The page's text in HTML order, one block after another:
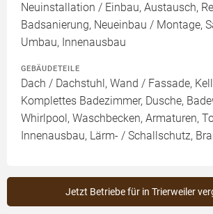
Neuinstallation / Einbau, Austausch,
Badsanierung, Neueinbau / Montage,
Umbau, Innenausbau
GEBÄUDETEILE
Dach / Dachstuhl, Wand / Fassade,
Komplettes Badezimmer, Dusche,
Whirlpool, Waschbecken, Armaturen,
Innenausbau, Lärm- / Schallschutz,
Jetzt Betriebe für in Trierweiler